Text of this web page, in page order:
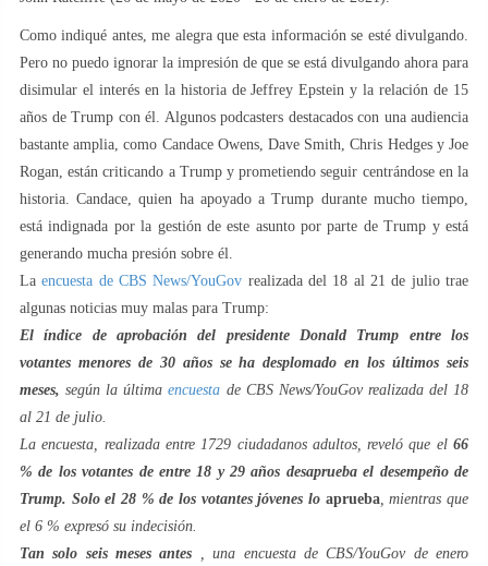
Como indiqué antes, me alegra que esta información se esté divulgando.
Pero no puedo ignorar la impresión de que se está divulgando ahora para
disimular el interés en la historia de Jeffrey Epstein y la relación de 15
años de Trump con él. Algunos podcasters destacados con una audiencia
bastante amplia, como Candace Owens, Dave Smith, Chris Hedges y Joe
Rogan, están criticando a Trump y prometiendo seguir centrándose en la
historia. Candace, quien ha apoyado a Trump durante mucho tiempo,
está indignada por la gestión de este asunto por parte de Trump y está
generando mucha presión sobre él.
Laencuesta de CBS News/YouGov realizada del 18 al 21 de julio trae
algunas noticias muy malas para Trump:
El índice de aprobación del presidente Donald Trump entre los
votantes menores de 30 años se ha desplomado en los últimos seis
meses, según la últimaencuesta de CBS News/YouGov realizada del 18
al 21 de julio.
La encuesta, realizada entre 1729 ciudadanos adultos, reveló que el66
% de los votantes de entre 18 y 29 años desaprueba el desempeño de
Trump. Solo el 28 % de los votantes jóvenes lo aprueba, mientras que
el 6 % expresó su indecisión.
Tan solo seis meses antes , una encuesta de CBS/YouGov de enero